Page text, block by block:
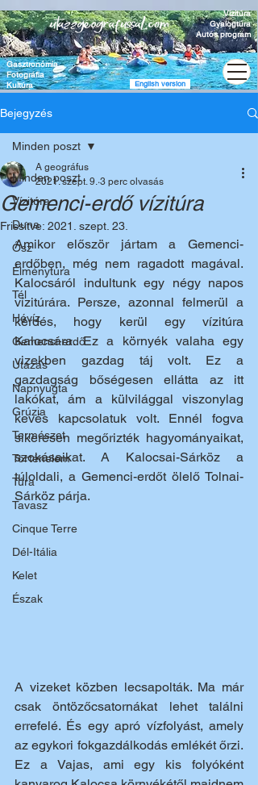
Gasztronómia
Fotográfia
Kultúra
English version
Vízitúra
Gyalogtúra
Autós program
Bejegyzés
Minden poszt
Vízitúra
Duna
Ősz
Élménytúra
Tél
Hévíz
Gemenci-erdő
Utazás
Napnyugta
Grúzia
Természet
Történelem
Túra
Tavasz
Cinque Terre
Dél-Itália
Kelet
Észak
Minden poszt
Gemenci-erdő vízitúra
A geográfus
2021. szept. 9. 3 perc olvasás
Frissítve: 2021. szept. 23.
Amikor először jártam a Gemenci-
erdőben, még nem ragadott magával.
Kalocsáról indultunk egy négy napos
vízitúrára. Persze, azonnal felmerül a
kérdés, hogy kerül egy vízitúra
Kalocsára. Ez a környék valaha egy
vizekben gazdag táj volt. Ez a
gazdagság bőségesen ellátta az itt
lakókat, ám a külvilággal viszonylag
kevés kapcsolatuk volt. Ennél fogva
sikeresen megőrizték hagyományaikat,
szokásaikat. A Kalocsai-Sárköz a
túloldali, a Gemenci-erdőt ölelő Tolnai-
Sárköz párja.
A vizeket közben lecsapolták. Ma már
csak öntözőcsatornákat lehet találni
errefelé. És egy apró vízfolyást, amely
az egykori fokgazdálkodás emlékét őrzi.
Ez a Vajas, ami egy kis folyóként